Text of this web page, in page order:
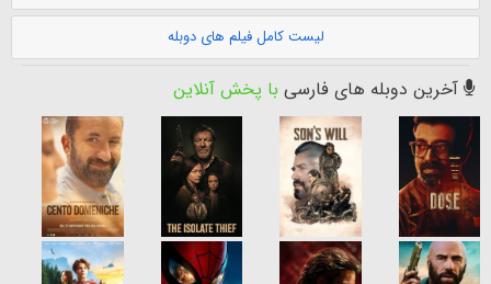
لیست کامل فیلم های دوبله
آخرین دوبله های فارسی با پخش آنلاین